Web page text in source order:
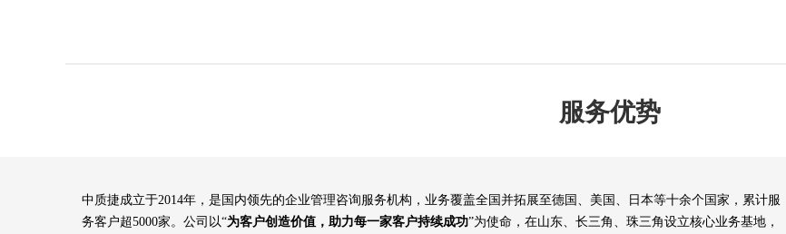
服务优势
中质捷成立于2014年，是国内领先的企业管理咨询服务机构，业务覆盖全国并拓展至德国、美国、日本等十余个国家，累计服
务客户超5000家。公司以“为客户创造价值，助力每一家客户持续成功”为使命，在山东、长三角、珠三角设立核心业务基地，